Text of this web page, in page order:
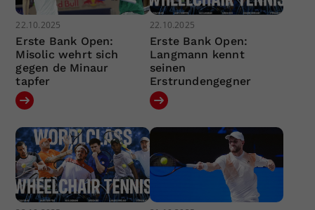
22.10.2025
Erste Bank Open:
Misolic wehrt sich
gegen de Minaur
tapfer
22.10.2025
Erste Bank Open:
Langmann kennt
seinen
Erstrundengegner